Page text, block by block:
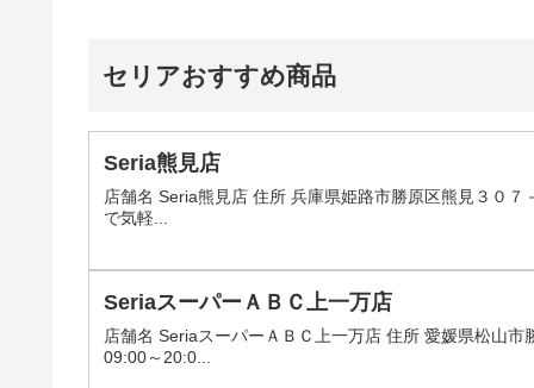
セリアおすすめ商品
Seria熊見店
店舗名 Seria熊見店 住所 兵庫県姫路市勝原区熊見３０
で気軽...
SeriaスーパーＡＢＣ上一万店
店舗名 SeriaスーパーＡＢＣ上一万店 住所 愛媛県松山
09:00～20:0...